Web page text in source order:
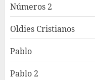
Números 2
Oldies Cristianos
Pablo
Pablo 2